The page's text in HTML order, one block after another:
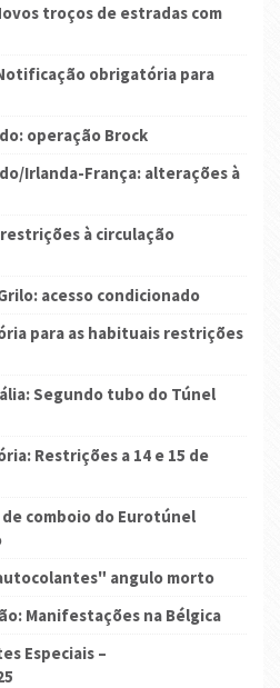
troços de estradas com
obrigatória para
operação Brock
Irlanda-França: alterações à
à circulação
acesso condicionado
para as habituais restrições
Segundo tubo do Túnel
Restrições a 14 e 15 de
de comboio do Eurotúnel
angulo morto
Manifestações na Bélgica
Especiais –